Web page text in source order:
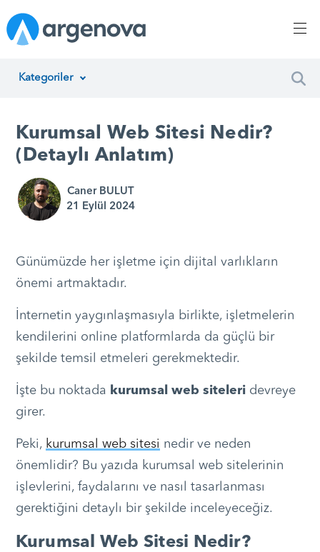
Kategoriler
Argenova
Yazılım Geliştirme
Girişimcilik
Müşteri Hizmetleri
Kurumsal Web Sitesi Nedir?
(Detaylı Anlatım)
Caner BULUT
21 Eylül 2024
Günümüzde her işletme için dijital varlıkların
önemi artmaktadır.
İnternetin yaygınlaşmasıyla birlikte, işletmelerin
kendilerini online platformlarda da güçlü bir
şekilde temsil etmeleri gerekmektedir.
İşte bu noktada kurumsal web siteleridevreye
girer.
Peki, kurumsal web sitesi nedir ve neden
önemlidir? Bu yazıda kurumsal web sitelerinin
işlevlerini, faydalarını ve nasıl tasarlanması
gerektiğini detaylı bir şekilde inceleyeceğiz.
Kurumsal Web Sitesi Nedir?